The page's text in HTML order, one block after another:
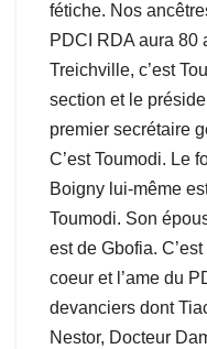
fétiche. Nos
PDCI RDA aura 80
Treichville, c’est
section et le
premier secrétaire
C’est Toumodi. Le
Boigny lui-même
Toumodi. Son
est de Gbofia.
coeur et l’ame du
devanciers dont
Nestor, Docteur